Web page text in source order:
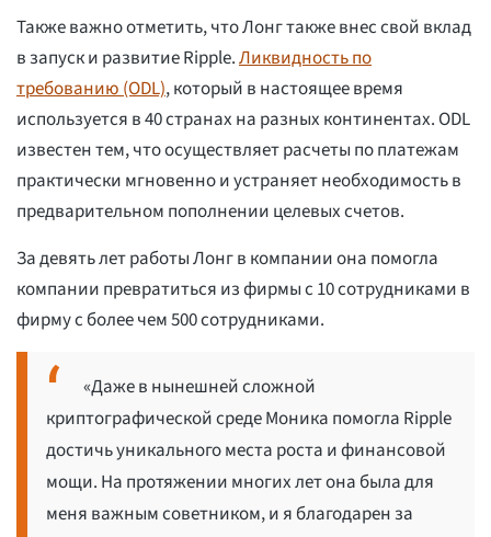
Также важно отметить, что Лонг также внес свой вклад
в запуск и развитие Ripple.Ликвидность по
требованию (ODL), который в настоящее время
используется в 40 странах на разных континентах. ODL
известен тем, что осуществляет расчеты по платежам
практически мгновенно и устраняет необходимость в
предварительном пополнении целевых счетов.
За девять лет работы Лонг в компании она помогла
компании превратиться из фирмы с 10 сотрудниками в
фирму с более чем 500 сотрудниками.
«Даже в нынешней сложной
криптографической среде Моника помогла Ripple
достичь уникального места роста и финансовой
мощи. На протяжении многих лет она была для
меня важным советником, и я благодарен за